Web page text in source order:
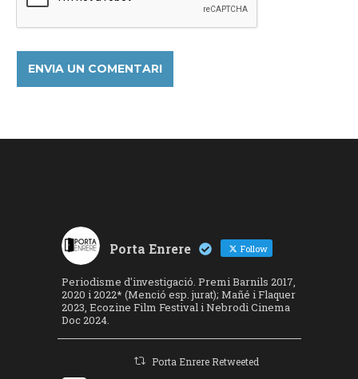
Porta Enrere Follow
Periodisme d'investigació. Premi Barnils 2017,
2020 i 2022* (Menció esp. jurat); Mañé i Flaquer
2023, Ecozine Film Festival i Nebrodi Cinema
Doc 2024.
Porta Enrere Retweeted